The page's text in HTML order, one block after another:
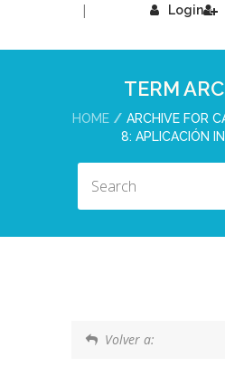
Login
|
TERM
HOME
ARCHIVE FOR
8: APLICACIÓN
Volver a: